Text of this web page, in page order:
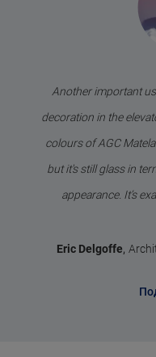
Eric Delgoffe,
Another important
decoration in the
colours of AGC
but it's still glass in
appearance. It’s